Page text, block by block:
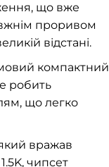
що вже
проривом
відстані.
компактний
робить
що легко
вражав
чипсет